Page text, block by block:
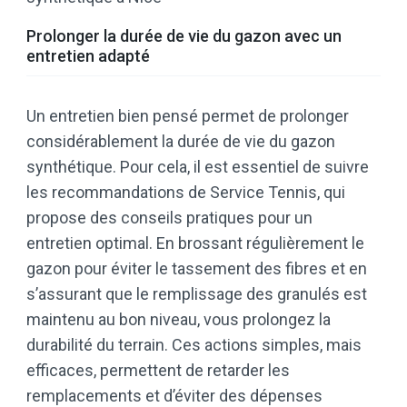
Prolonger la durée de vie du gazon avec un
entretien adapté
Un entretien bien pensé permet de prolonger
considérablement la durée de vie du gazon
synthétique. Pour cela, il est essentiel de suivre
les recommandations de Service Tennis, qui
propose des conseils pratiques pour un
entretien optimal. En brossant régulièrement le
gazon pour éviter le tassement des fibres et en
s’assurant que le remplissage des granulés est
maintenu au bon niveau, vous prolongez la
durabilité du terrain. Ces actions simples, mais
efficaces, permettent de retarder les
remplacements et d’éviter des dépenses